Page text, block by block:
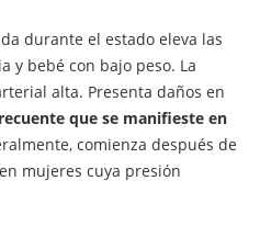
durante el estado eleva las
y bebé con bajo peso. La
alta. Presenta daños en
que se manifieste en
comienza después de
mujeres cuya presión